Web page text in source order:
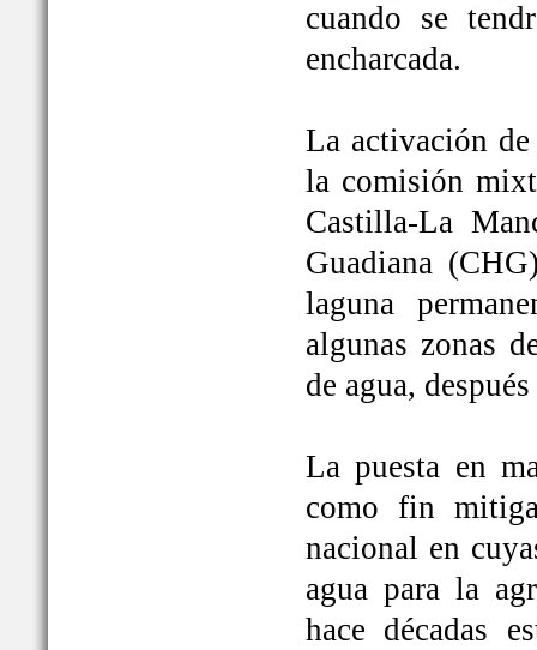
cuando se
encharcada.
La activación
la comisión
Castilla-La
Guadiana
laguna
algunas zonas
de agua,
La puesta en
como fin
nacional en
agua para la
hace décadas